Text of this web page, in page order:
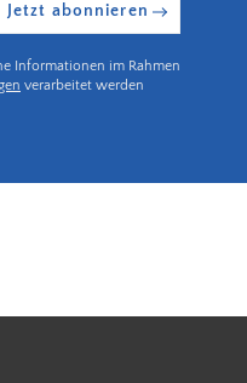
Informationen im Rahmen
verarbeitet werden
Jetzt abonnieren